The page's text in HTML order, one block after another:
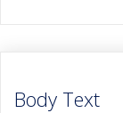
Body Text